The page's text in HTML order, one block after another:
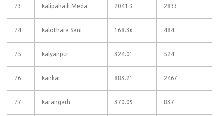
73 Kalipahadi Meda 2041.3 2833
74 Kalothara Sani 168.36 484
75 Kalyanpur 324.01 524
76 Kankar 883.21 2467
77 Karangarh 370.09 837